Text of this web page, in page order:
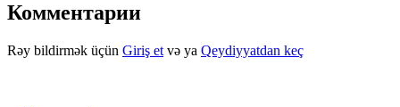
Комментарии
Rəy bildirmək üçün Giriş et və ya Qeydiyyatdan keç